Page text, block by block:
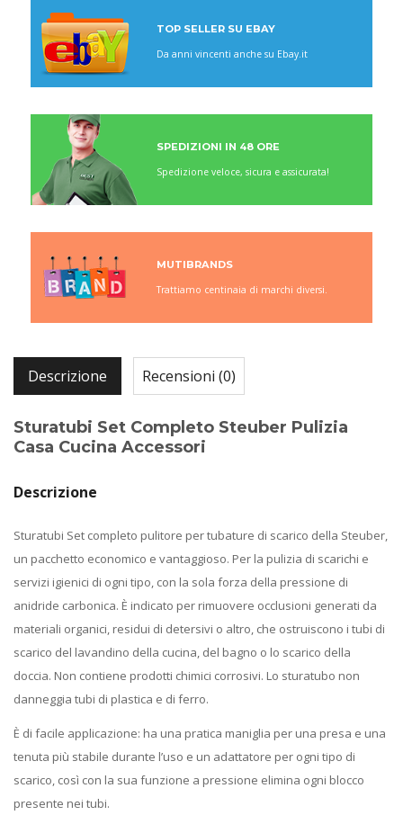
TOP SELLER SU EBAY
Da anni vincenti anche su Ebay.it
SPEDIZIONI IN 48 ORE
Spedizione veloce, sicura e assicurata!
MUTIBRANDS
Trattiamo centinaia di marchi diversi.
Descrizione Recensioni (0)
Sturatubi Set Completo Steuber Pulizia
Casa Cucina Accessori
Descrizione
Sturatubi Set completo pulitore per tubature di scarico della Steuber,
un pacchetto economico e vantaggioso. Per la pulizia di scarichi e
servizi igienici di ogni tipo, con la sola forza della pressione di
anidride carbonica. È indicato per rimuovere occlusioni generati da
materiali organici, residui di detersivi o altro, che ostruiscono i tubi di
scarico del lavandino della cucina, del bagno o lo scarico della
doccia. Non contiene prodotti chimici corrosivi. Lo sturatubo non
danneggia tubi di plastica e di ferro.
È di facile applicazione: ha una pratica maniglia per una presa e una
tenuta più stabile durante l’uso e un adattatore per ogni tipo di
scarico, così con la sua funzione a pressione elimina ogni blocco
presente nei tubi.